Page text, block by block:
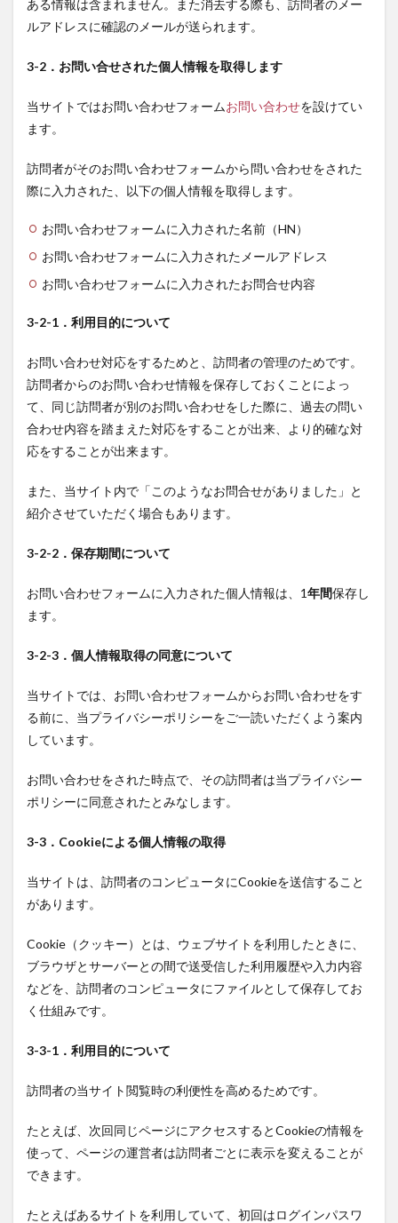
ある情報は含まれません。また消去する際も、訪問者のメー
ルアドレスに確認のメールが送られます。
3-2．お問い合せされた個人情報を取得します
当サイトではお問い合わせフォームお問い合わせを設けてい
ます。
訪問者がそのお問い合わせフォームから問い合わせをされた
際に入力された、以下の個人情報を取得します。
お問い合わせフォームに入力された名前（HN）
お問い合わせフォームに入力されたメールアドレス
お問い合わせフォームに入力されたお問合せ内容
3-2-1．利用目的について
お問い合わせ対応をするためと、訪問者の管理のためです。
訪問者からのお問い合わせ情報を保存しておくことによっ
て、同じ訪問者が別のお問い合わせをした際に、過去の問い
合わせ内容を踏まえた対応をすることが出来、より的確な対
応をすることが出来ます。
また、当サイト内で「このようなお問合せがありました」と
紹介させていただく場合もあります。
3-2-2．保存期間について
お問い合わせフォームに入力された個人情報は、1年間保存し
ます。
3-2-3．個人情報取得の同意について
当サイトでは、お問い合わせフォームからお問い合わせをす
る前に、当プライバシーポリシーをご一読いただくよう案内
しています。
お問い合わせをされた時点で、その訪問者は当プライバシー
ポリシーに同意されたとみなします。
3-3．Cookieによる個人情報の取得
当サイトは、訪問者のコンピュータにCookieを送信すること
があります。
Cookie（クッキー）とは、ウェブサイトを利用したときに、
ブラウザとサーバーとの間で送受信した利用履歴や入力内容
などを、訪問者のコンピュータにファイルとして保存してお
く仕組みです。
3-3-1．利用目的について
訪問者の当サイト閲覧時の利便性を高めるためです。
たとえば、次回同じページにアクセスするとCookieの情報を
使って、ページの運営者は訪問者ごとに表示を変えることが
できます。
たとえばあるサイトを利用していて、初回はログインパスワ